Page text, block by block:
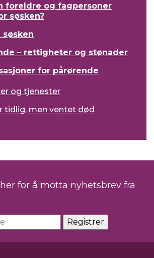
foreldre og fagpersoner
søsken?
søsken
– rettigheter og stønader
for pårørende
og tjenester
tidlig, men ventet død
for å motta nyhetsbrev fra